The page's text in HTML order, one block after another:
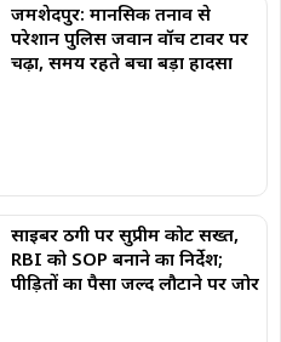
जमशेदपुर: मानसिक तनाव से
परेशान पुलिस जवान वॉच टावर पर
चढ़ा, समय रहते बचा बड़ा हादसा
साइबर ठगी पर सुप्रीम कोर्ट सख्त,
RBI को SOP बनाने का निर्देश;
पीड़ितों का पैसा जल्द लौटाने पर जोर